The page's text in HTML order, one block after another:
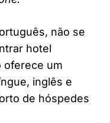
não se
hotel
oferece um
inglês e
de hóspedes